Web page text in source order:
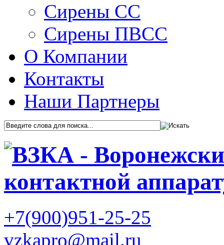
Сирены СС
Сирены ПВСС
О Компании
Контакты
Наши Партнеры
+7(900)951-25-25
vzkapro@mail.ru